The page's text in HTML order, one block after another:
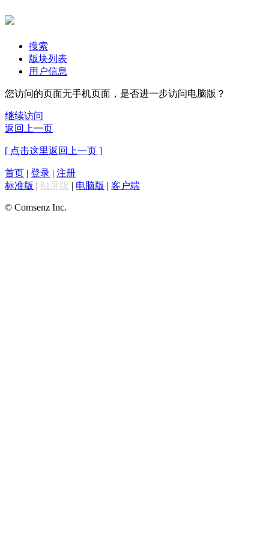
搜索
版块列表
用户信息
您访问的页面无手机页面，是否进一步访问电脑版？
继续访问
返回上一页
[ 点击这里返回上一页 ]
首页 | 登录 | 注册
标准版 | 触屏版 | 电脑版 | 客户端
© Comsenz Inc.